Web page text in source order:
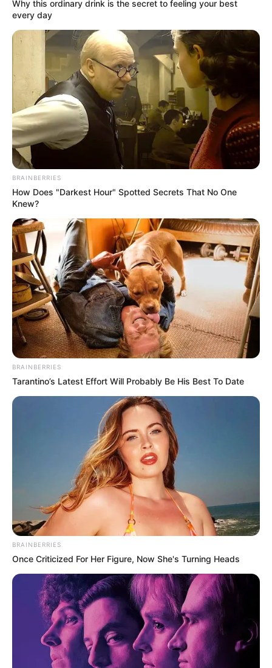
TOVÁBBI LEHETŐSÉGEK
12. “Feneketlen Converse”
13. “A bátyám üvegtányérjaitól kellemetlenül érzem magamat.”